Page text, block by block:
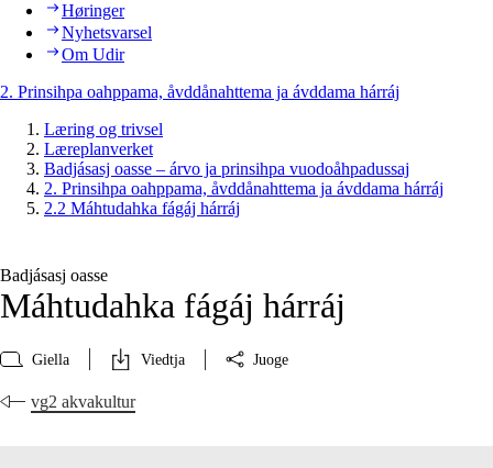
Høringer
Nyhetsvarsel
Om Udir
2. Prinsihpa oahppama, åvddånahttema ja ávddama hárráj
Læring og trivsel
Læreplanverket
Badjásasj oasse – árvo ja prinsihpa vuodoåhpadussaj
2. Prinsihpa oahppama, åvddånahttema ja ávddama hárráj
2.2 Máhtudahka fágáj hárráj
Badjásasj oasse
Máhtudahka fágáj hárráj
Giella Viedtja Juoge
vg2 akvakultur